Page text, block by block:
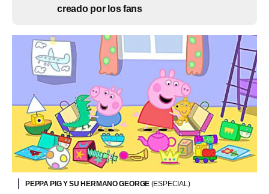
creado por los fans
PEPPA PIG Y SU HERMANO GEORGE (ESPECIAL)